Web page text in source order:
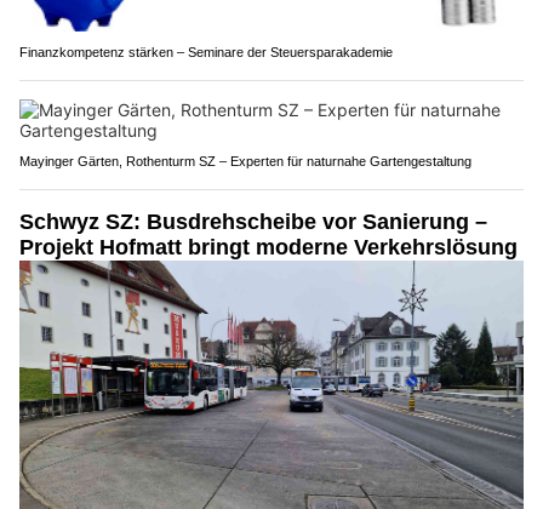
Finanzkompetenz stärken – Seminare der Steuersparakademie
Mayinger Gärten, Rothenturm SZ – Experten für naturnahe Gartengestaltung
Schwyz SZ: Busdrehscheibe vor Sanierung –
Projekt Hofmatt bringt moderne Verkehrslösung